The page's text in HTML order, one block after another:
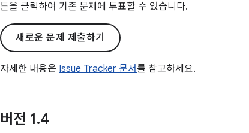
튼을 클릭하여 기존 문제에 투표할 수 있습니다.
새로운 문제 제출하기
자세한 내용은 Issue Tracker 문서를 참고하세요.
버전 1.4